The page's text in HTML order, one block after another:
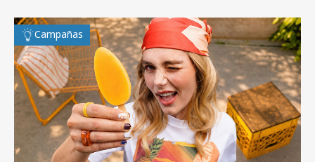
Campañas